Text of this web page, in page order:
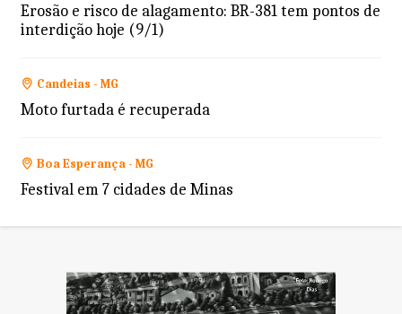
Erosão e risco de alagamento: BR-381 tem pontos de
interdição hoje (9/1)
Candeias - MG
Moto furtada é recuperada
Boa Esperança - MG
Festival em 7 cidades de Minas